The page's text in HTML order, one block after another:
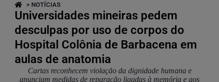
> NOTÍCIAS
Universidades mineiras pedem
desculpas por uso de corpos do
Hospital Colônia de Barbacena em
aulas de anatomia
Cartas reconhecem violação da dignidade humana e
anunciam medidas de reparação ligadas à memória e aos